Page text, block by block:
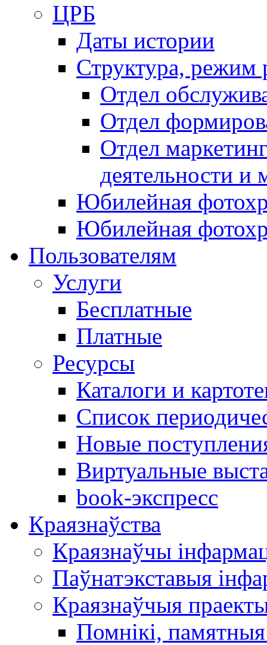
ЦРБ
Даты истории
Структура, режим
Отдел
Отдел
Отдел
деятельности и
Юбилейная
Юбилейная
Пользователям
Услуги
Бесплатные
Платные
Ресурсы
Каталоги и
Список
Новые
Виртуальные
book-экспресс
Краязнаўства
Краязнаўчы
Паўнатэкставыя
Краязнаўчыя
Помнікі,